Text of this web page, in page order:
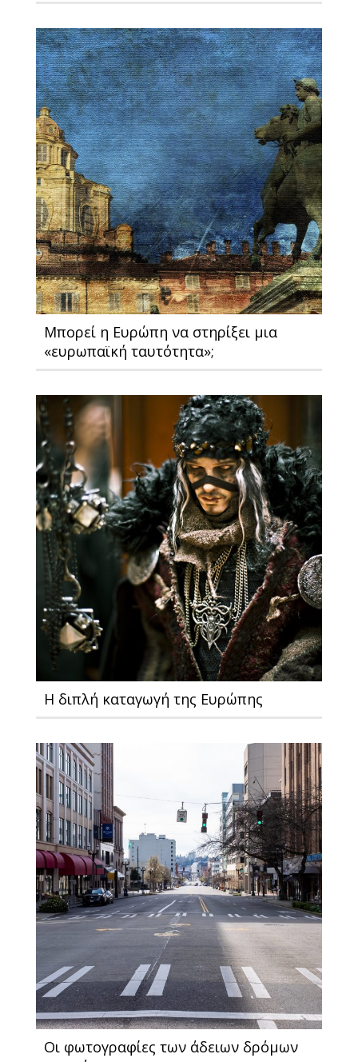
Μπορεί η Ευρώπη να στηρίξει μια
«ευρωπαϊκή ταυτότητα»;
Η διπλή καταγωγή της Ευρώπης
Οι φωτογραφίες των άδειων δρόμων